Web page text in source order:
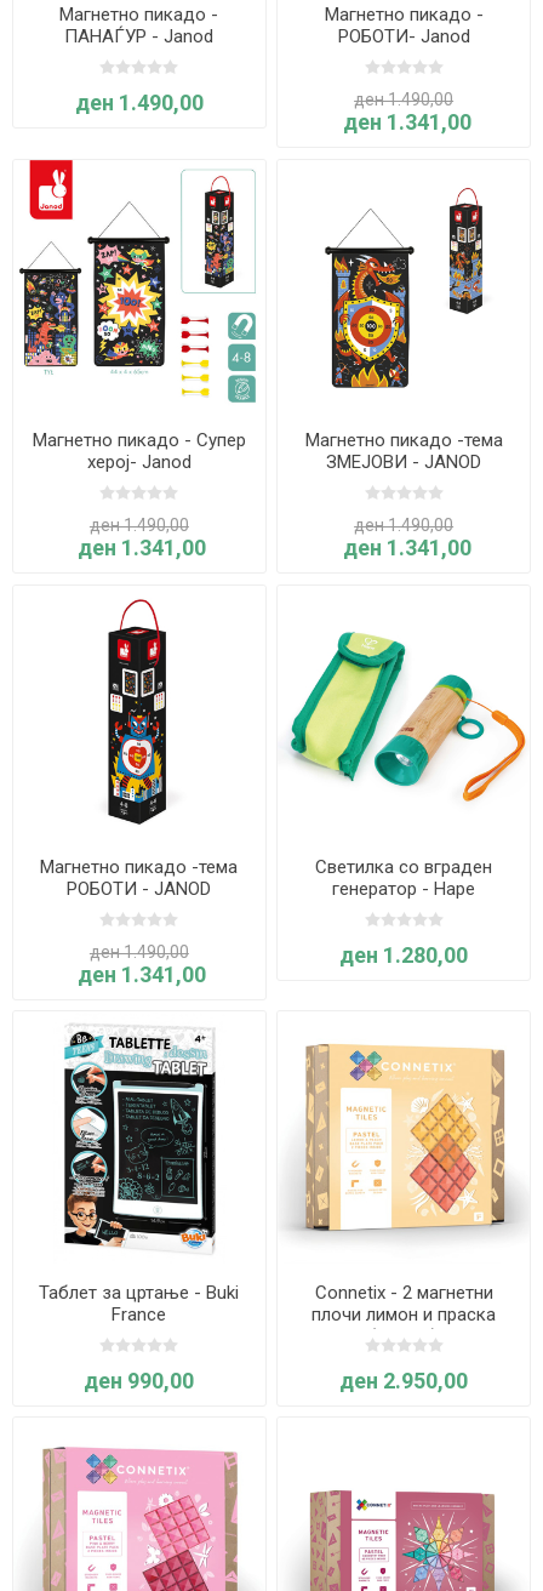
Магнетно пикадо -
ПАНАЃУР - Janod
ден 1.490,00
Магнетно пикадо -
РОБОТИ- Janod
ден 1.490,00
ден 1.341,00
Магнетно пикадо - Супер
херој- Janod
ден 1.490,00
ден 1.341,00
Магнетно пикадо -тема
ЗМЕЈОВИ - JANOD
ден 1.490,00
ден 1.341,00
Магнетно пикадо -тема
РОБОТИ - JANOD
ден 1.490,00
ден 1.341,00
Светилка со вграден
генератор - Hape
International
ден 1.280,00
Таблет за цртање - Buki
France
ден 990,00
Connetix - 2 магнетни
плочи лимон и праска
(пастел)
ден 2.950,00